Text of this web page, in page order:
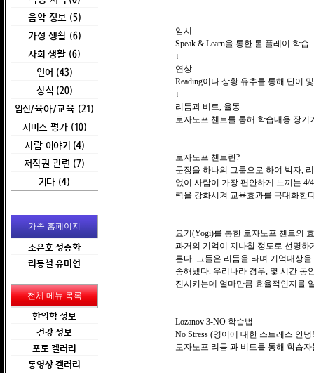
음악 정보 (5)
가정 생활 (6)
사회 생활 (6)
언어 (43)
상식 (20)
임신/육아/교육 (21)
서비스 평가 (10)
사람 이야기 (4)
저작권 관련 (7)
기타 (4)
가족 홈페이지
조은호 정송화
리동철 유미현
전체 메뉴 목록
한의학 정보
건강 정보
포토 겔러리
동영상 겔러리
암시
Speak & Learn을 통한 롤 플레이 학습
↓
연상
Reading이나 상황 유추를 통해 단어
↓
리듬과 비트, 율동
로자노프 챈트를 통해 학습내용 장기
로자노프 챈트란?
문장을 하나의 그룹으로 하여 박자,
없이 사람이 가장 편안하게 느끼는
력을 강화시켜 교육효과를 극대화한
요기(Yogi)를 통한 로자노프 챈트의
과거의 기억이 지나칠 정도로 선명하
른다. 그들은 리듬을 타며 기억대상
송해냈다. 우리나라 경우, 몇 시간 동
진시키는데 얼마만큼 효율적인지를
Lozanov 3-NO 학습법
No Stress (영어에 대한 스트레스 안녕
로자노프 리듬 과 비트를 통해 학습